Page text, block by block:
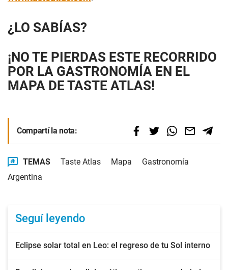
¿LO SABÍAS?
¡NO TE PIERDAS ESTE RECORRIDO
POR LA GASTRONOMÍA EN EL
MAPA DE TASTE ATLAS!
Compartí la nota:
TEMAS Taste Atlas Mapa
Gastronomía
Argentina
Seguí leyendo
Eclipse solar total en Leo: el regreso de tu Sol interno